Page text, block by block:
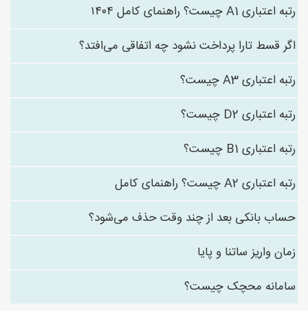
رتبه اعتباری A1 چیست؟ راهنمای کامل ۱۴۰۴
اگر قسط تارا پرداخت نشود چه اتفاقی می‌افتد؟
رتبه اعتباری A3 چیست؟
رتبه اعتباری D2 چیست؟
رتبه اعتباری B1 چیست؟
رتبه اعتباری A2 چیست؟ راهنمای کامل
حساب بانکی بعد از چند وقت حذف می‌شود؟
زمان واریز ساتنا و پایا
سامانه محچک چیست؟